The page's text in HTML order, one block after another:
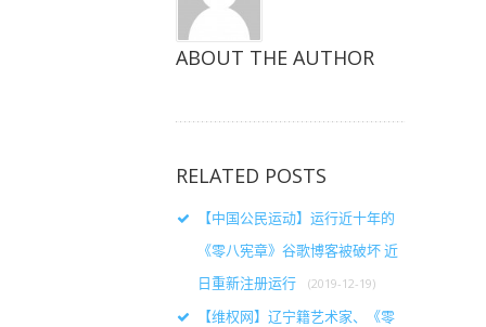
ABOUT THE AUTHOR
RELATED POSTS
【中国公民运动】运行近十年的
《零八宪章》谷歌博客被破坏 近
日重新注册运行
(2019-12-19)
【维权网】辽宁籍艺术家、《零